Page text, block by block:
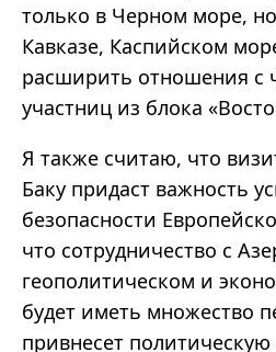
только в Черном море,
Кавказе, Каспийском
расширить отношения с
участниц из блока
Я также считаю, что
Баку придаст важность
безопасности
что сотрудничество с
геополитическом и
будет иметь множество
привнесет политическую